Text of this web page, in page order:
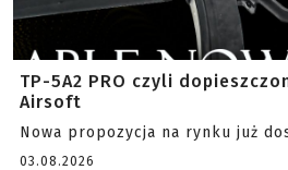
TP-5A2 PRO czyli
Airsoft
Nowa propozycja na rynku już
03.08.2026